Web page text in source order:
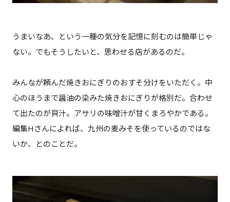
うまいなあ、という一種の気分を記憶に刻むのは簡単じゃ
ない。でもそうしたいと、思わせる店があるのだ。
みんなが頼んだ焼きおにぎりのおすそ分けをいただく。中
心のほうまで醤油の染みた焼きおにぎりが格別だ。合わせ
て出たのが貝汁。アサリの味噌汁が甘くまろやかである。
編集Hさんによれば、九州の麦みそを使っているのではな
いか、とのことだ。